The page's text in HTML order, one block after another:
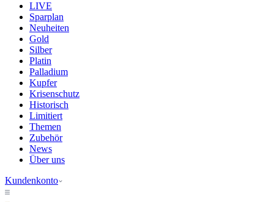
LIVE
Sparplan
Neuheiten
Gold
Silber
Platin
Palladium
Kupfer
Krisenschutz
Historisch
Limitiert
Themen
Zubehör
News
Über uns
Kundenkonto